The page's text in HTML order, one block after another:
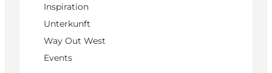
Inspiration
Unterkunft
Way Out West
Events